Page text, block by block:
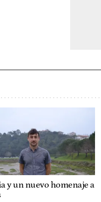
y un nuevo homenaje a